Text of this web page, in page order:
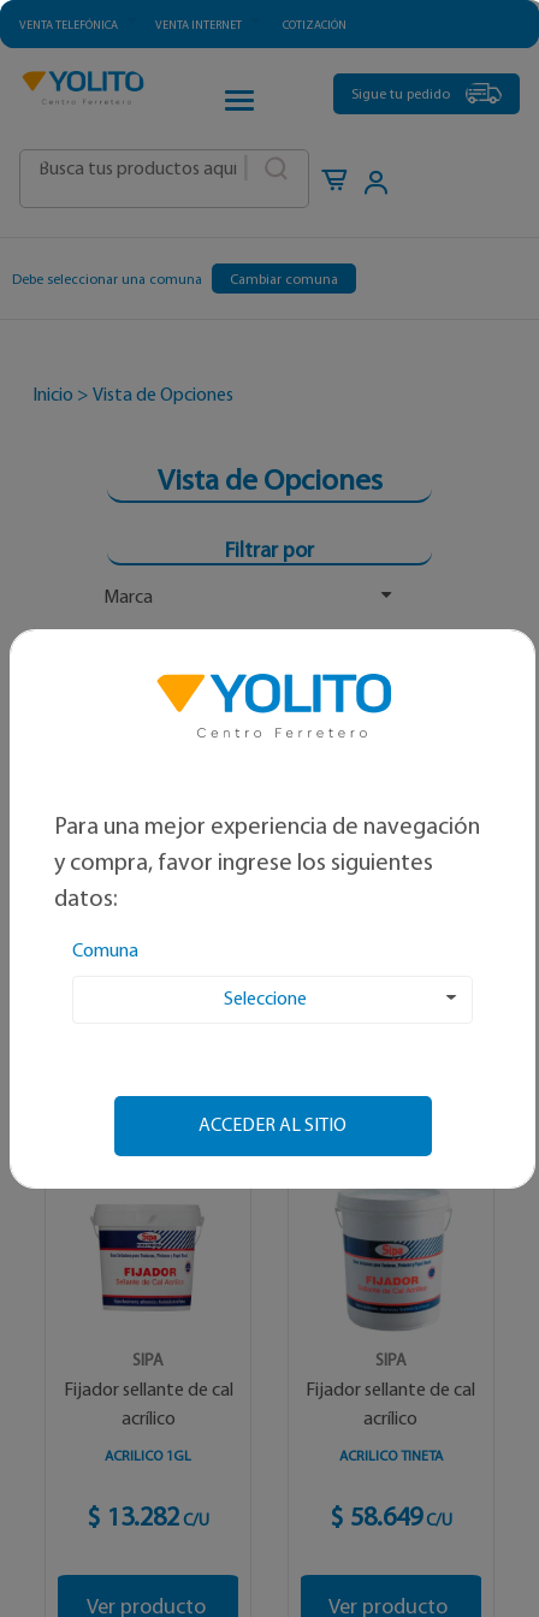
VENTA TELEFÓNICA VENTA INTERNET COTIZACIÓN
CATEGORÍAS
Sigue tu pedido
Debe seleccionar una comuna Cambiar comuna
Inicio > Vista de Opciones
Vista de Opciones
Filtrar por
Marca
Alfabetico
SIPA
Fijador sellante de cal
acrílico
ACRILICO 1GL
$ 13.282 C/U
Ver producto
SIPA
Fijador sellante de cal
acrílico
ACRILICO TINETA
$ 58.649 C/U
Ver producto
Para una mejor experiencia de navegación
y compra, favor ingrese los siguientes
datos:
Comuna
Seleccione
ACCEDER AL SITIO